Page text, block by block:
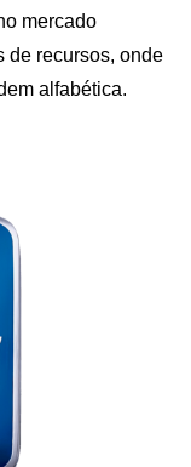
mercado
de recursos, onde
alfabética.